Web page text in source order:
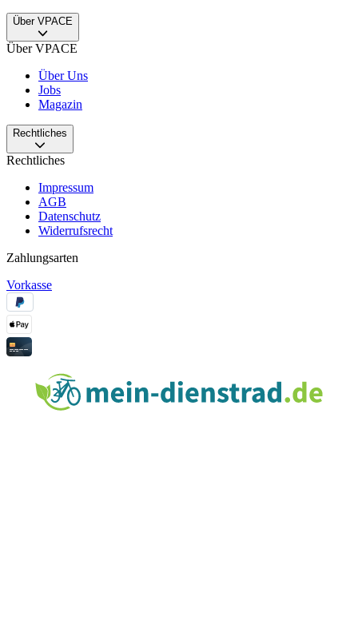
Über VPACE
Über VPACE
Über Uns
Jobs
Magazin
Rechtliches
Rechtliches
Impressum
AGB
Datenschutz
Widerrufsrecht
Zahlungsarten
Vorkasse